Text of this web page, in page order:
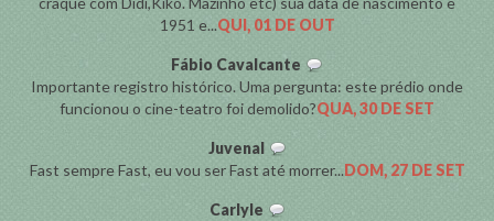
1951 e...QUI, 01 DE OUT
Fábio Cavalcante
Importante registro histórico. Uma pergunta: este prédio onde
funcionou o cine-teatro foi demolido?QUA, 30 DE SET
Juvenal
Fast sempre Fast, eu vou ser Fast até morrer...DOM, 27 DE SET
Carlyle